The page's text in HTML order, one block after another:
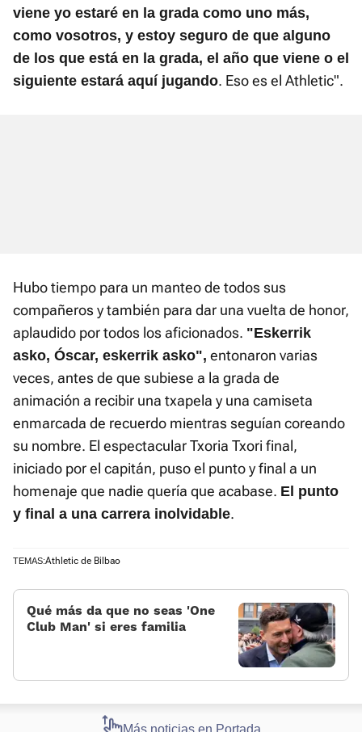
viene yo estaré en la grada como uno más,
como vosotros, y estoy seguro de que alguno
de los que está en la grada, el año que viene o el
siguiente estará aquí jugando. Eso es el Athletic".
Hubo tiempo para un manteo de todos sus
compañeros y también para dar una vuelta de honor,
aplaudido por todos los aficionados. "Eskerrik
asko, Óscar, eskerrik asko", entonaron varias
veces, antes de que subiese a la grada de
animación a recibir una txapela y una camiseta
enmarcada de recuerdo mientras seguían coreando
su nombre. El espectacular Txoria Txori final,
iniciado por el capitán, puso el punto y final a un
homenaje que nadie quería que acabase. El punto
y final a una carrera inolvidable.
TEMAS:Athletic de Bilbao
Qué más da que no seas 'One
Club Man' si eres familia
Más noticias en Portada